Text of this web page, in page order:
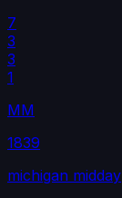
7
3
3
1
MM
1839
michigan midday